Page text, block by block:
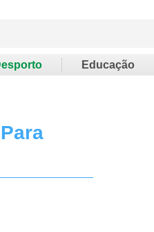
Educação